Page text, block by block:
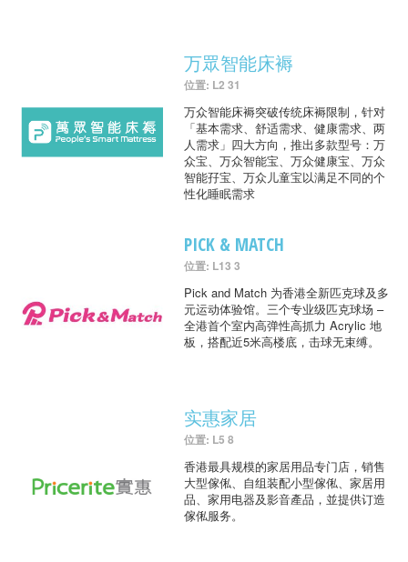
万眾智能床褥
位置: L2 31
万众智能床褥突破传统床褥限制，针对
「基本需求、舒适需求、健康需求、两
人需求」四大方向，推出多款型号：万
众宝、万众智能宝、万众健康宝、万众
智能孖宝、万众儿童宝以满足不同的个
性化睡眠需求
PICK & MATCH
位置: L13 3
Pick and Match 为香港全新匹克球及多
元运动体验馆。三个专业级匹克球场 –
全港首个室内高弹性高抓力 Acrylic 地
板，搭配近5米高楼底，击球无束缚。
实惠家居
位置: L5 8
香港最具规模的家居用品专门店，销售
大型傢俬、自组装配小型傢俬、家居用
品、家用电器及影音產品，並提供订造
傢俬服务。